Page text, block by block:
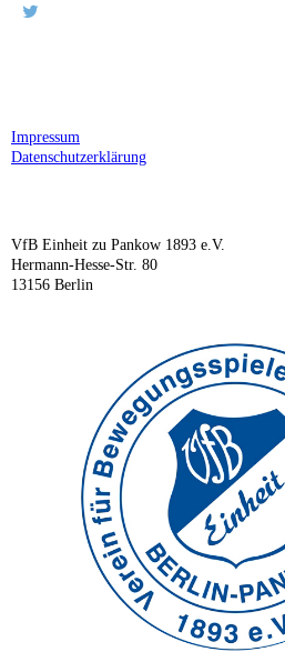
Impressum
Datenschutzerklärung
VfB Einheit zu Pankow 1893 e.V.
Hermann-Hesse-Str. 80
13156 Berlin